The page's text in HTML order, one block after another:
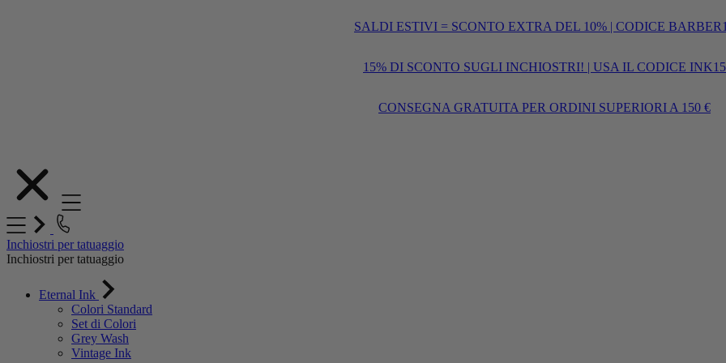
SALDI ESTIVI = SCONTO EXTRA DEL 10% | CODICE
15% DI SCONTO SUGLI INCHIOSTRI! | USA IL CODICE INK15
CONSEGNA GRATUITA PER ORDINI SUPERIORI A 150 €
Inchiostri per tatuaggio
Inchiostri per tatuaggio
Eternal Ink
Colori Standard
Set di Colori
Grey Wash
Vintage Ink